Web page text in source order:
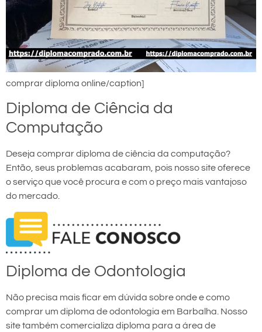
comprar diploma online/caption]
Diploma de Ciência da
Computação
Deseja comprar diploma de ciência da computação?
Então, seus problemas acabaram, pois nosso site oferece
o serviço que você procura e com o preço mais vantajoso
do mercado.
Diploma de Odontologia
Não precisa mais ficar em dúvida sobre onde e como
comprar um diploma de odontologia em Barbalha. Nosso
site também comercializa diploma para a área de